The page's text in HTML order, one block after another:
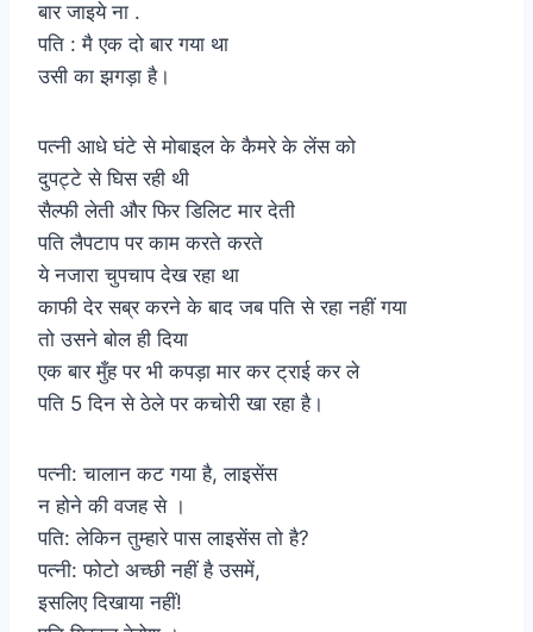
बार जाइये ना .
पति : मै एक दो बार गया था
उसी का झगड़ा है।
पत्नी आधे घंटे से मोबाइल के कैमरे के लेंस को
दुपट्टे से घिस रही थी
सैल्फी लेती और फिर डिलिट मार देती
पति लैपटाप पर काम करते करते
ये नजारा चुपचाप देख रहा था
काफी देर सब्र करने के बाद जब पति से रहा नहीं गया
तो उसने बोल ही दिया
एक बार मुँह पर भी कपड़ा मार कर ट्राई कर ले
पति 5 दिन से ठेले पर कचोरी खा रहा है।
पत्नी: चालान कट गया है, लाइसेंस
न होने की वजह से ।
पति: लेकिन तुम्हारे पास लाइसेंस तो है?
पत्नी: फोटो अच्छी नहीं है उसमें,
इसलिए दिखाया नहीं!